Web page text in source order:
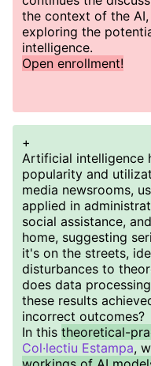
the context of the
exploring the
intelligence.
Open enrollment!
+
Artificial intelligence
popularity and
media newsrooms,
applied in
social assistance,
home, suggesting
it's on the streets,
disturbances to
does data
these results
incorrect outcomes?
In this theoretical-
Col·lectiu Estampa,